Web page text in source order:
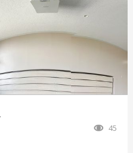
45